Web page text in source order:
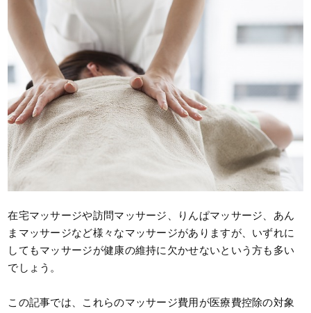
在宅マッサージや訪問マッサージ、りんぱマッサージ、あん
まマッサージなど様々なマッサージがありますが、いずれに
してもマッサージが健康の維持に欠かせないという方も多い
でしょう。
この記事では、これらのマッサージ費用が医療費控除の対象